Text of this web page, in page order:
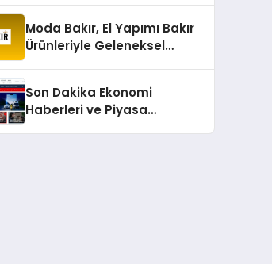
Moda Bakır, El Yapımı Bakır
Ürünleriyle Geleneksel
Son Dakika Ekonomi
Haberleri ve Piyasa